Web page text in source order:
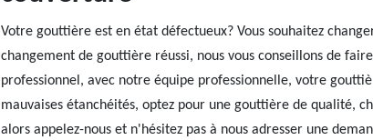
Votre gouttière est en état défectueux? Vous souhaitez
changement de gouttière réussi, nous vous conseillons de
professionnel, avec notre équipe professionnelle, votre
mauvaises étanchéités, optez pour une gouttière de qualité,
alors appelez-nous et n'hésitez pas à nous adresser une